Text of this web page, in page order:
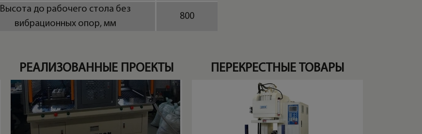
Высота до рабочего стола без
вибрационных опор, мм
800
РЕАЛИЗОВАННЫЕ ПРОЕКТЫ ПЕРЕКРЕСТНЫЕ ТОВАРЫ